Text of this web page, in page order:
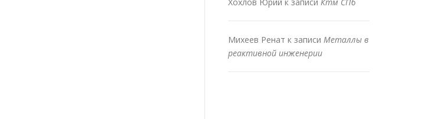
Михеев Ренат к записи Металлы в
реактивной инженерии